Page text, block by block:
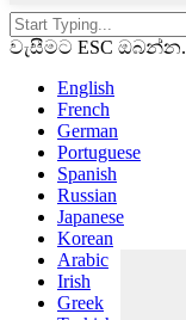
වැසීමට ESC ඔබන්න.
English
French
German
Portuguese
Spanish
Russian
Japanese
Korean
Arabic
Irish
Greek